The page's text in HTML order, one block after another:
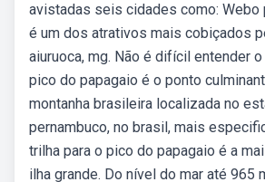
avistadas seis cidades como: Webo
é um dos atrativos mais cobiçados
aiuruoca, mg. Não é difícil entender
pico do papagaio é o ponto
montanha brasileira localizada no
pernambuco, no brasil, mais
trilha para o pico do papagaio é a
ilha grande. Do nível do mar até 965